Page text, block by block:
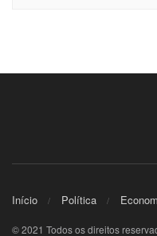
Início Política
© 2021 Todos os direitos